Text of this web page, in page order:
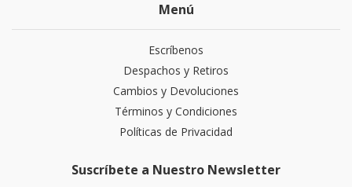
Menú
Escríbenos
Despachos y Retiros
Cambios y Devoluciones
Términos y Condiciones
Políticas de Privacidad
Suscríbete a Nuestro Newsletter